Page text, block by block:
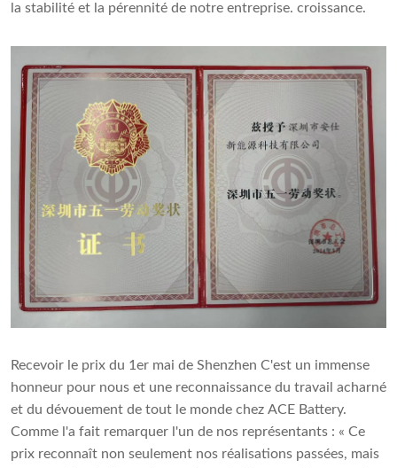
la stabilité et la pérennité de notre entreprise. croissance.
Recevoir le prix du 1er mai de Shenzhen C'est un immense
honneur pour nous et une reconnaissance du travail acharné
et du dévouement de tout le monde chez ACE Battery.
Comme l'a fait remarquer l'un de nos représentants : « Ce
prix reconnaît non seulement nos réalisations passées, mais